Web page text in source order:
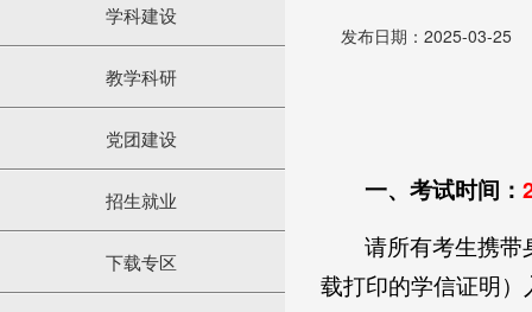
学科建设
教学科研
党团建设
招生就业
下载专区
发布日期：2025-03-25
一、考试时间：
请所有考生携带
载打印的学信证明）